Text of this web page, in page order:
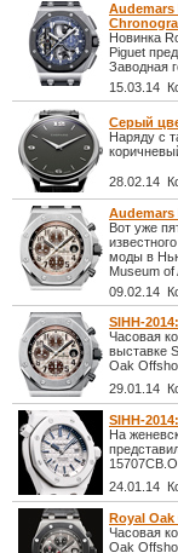
Новинка
Piguet
Заводная
15.03.14
Серый
Наряду с
28.02.14
Вот уже
моды в
Museum of
09.02.14
SIHH-
Часовая
выставке
Oak
29.01.14
SIHH-
На
24.01.14
Royal
Часовая
Oak